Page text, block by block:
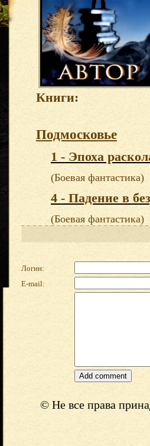
Книги:
Подмосковье
1 - Эпоха
(Боевая фантастика)
4 - Падение в
(Боевая фантастика)
Логин:
E-mail:
© Не все права